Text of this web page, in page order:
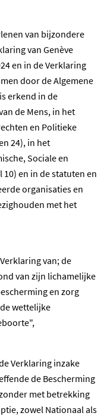
van bijzondere
van Genève
en in de Verklaring
door de Algemene
erkend in de
de Mens, in het
en Politieke
24), in het
Sociale en
en in de statuten en
organisaties en
met het
van; de
van zijn lichamelijke
en zorg
wettelijke
Verklaring inzake
de Bescherming
met betrekking
zowel Nationaal als